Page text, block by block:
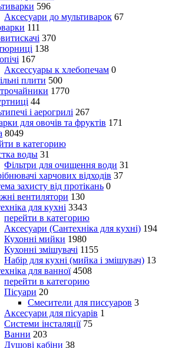
596
Аксесуари до мультиварок 67
111
370
138
167
Аксессуары к хлебопечам 0
плити 500
1770
44
і аерогрилі 267
для овочів та фруктів 171
8049
в категорию
воды 31
Фільтри для очищення води 31
харчових відходів 37
захисту від протікань 0
вентилятори 130
для кухні 3343
перейти в категорию
Аксесуари (Сантехніка для кухні) 194
Кухонні мийки 1980
Кухонні змішувачі 1155
Набір для кухні (мийка і змішувач) 13
для ванної 4508
перейти в категорию
Пісуари 20
Смесители для писсуаров 3
Аксесуари для пісуарів 1
Системи інсталяції 75
Ванни 203
Душові кабіни 38